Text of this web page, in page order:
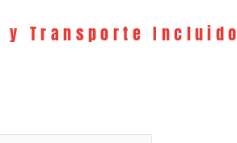
y Transporte Incluido